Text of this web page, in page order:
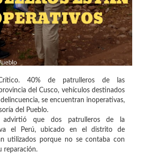
Crítico. 40% de patrulleros de las
del Cusco, vehículos destinados
se encuentran inoperativas,
del Pueblo.
advirtió que dos patrulleros de la
el Perú, ubicado en el distrito de
utilizados porque no se contaba con
reparación.